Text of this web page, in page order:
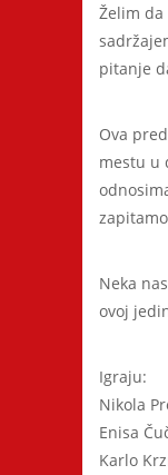
Želim
pitanje
Ova
mestu u
Neka
ovoj
Igraju:
Nikola
Enisa
Karlo